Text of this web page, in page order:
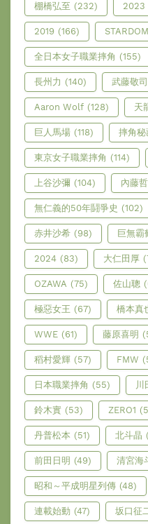
棚橋弘至 (232) 2023
2019 (166) STARDOM
全日本女子職業摔角 (155)
長州力 (140) 武藤敬司
Aaron Wolf (128) 天
巨人馬場 (118) 摔角秘
東京女子職業摔角 (114)
上谷沙彌 (104) 內藤
無仁義的50年鬪爭史 (102)
赤井沙希 (98) 巨無霸
2024 (83) 大仁田厚
OZAWA (75) 佐山聰
極惡女王 (67) 橋本真
WWE (61) 藤原喜明
稻村愛輝 (57) FMW
日本職業摔角 (55) 川
鈴木實 (53) ZERO1
丹普松本 (51) 北斗晶
前田日明 (49) 清宮海
昭和～平成明星列傳 (48)
連載始動 (47) 坂口征